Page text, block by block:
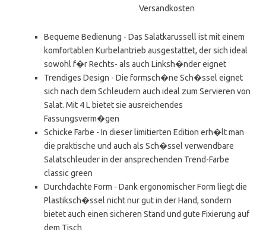
Versandkosten
Bequeme Bedienung - Das Salatkarussell ist mit einem
komfortablen Kurbelantrieb ausgestattet, der sich ideal
sowohl f�r Rechts- als auch Linksh�nder eignet
Trendiges Design - Die formsch�ne Sch�ssel eignet
sich nach dem Schleudern auch ideal zum Servieren von
Salat. Mit 4 L bietet sie ausreichendes
Fassungsverm�gen
Schicke Farbe - In dieser limitierten Edition erh�lt man
die praktische und auch als Sch�ssel verwendbare
Salatschleuder in der ansprechenden Trend-Farbe
classic green
Durchdachte Form - Dank ergonomischer Form liegt die
Plastiksch�ssel nicht nur gut in der Hand, sondern
bietet auch einen sicheren Stand und gute Fixierung auf
dem Tisch